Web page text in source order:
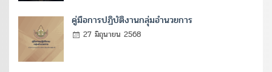
คู่มือการปฏิบัติงานกลุ่มอำนวยการ
27 มิถุนายน 2568